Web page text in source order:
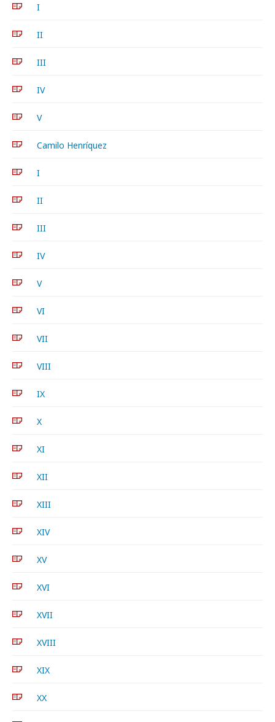
I
II
III
IV
V
Camilo Henríquez
I
II
III
IV
V
VI
VII
VIII
IX
X
XI
XII
XIII
XIV
XV
XVI
XVII
XVIII
XIX
XX